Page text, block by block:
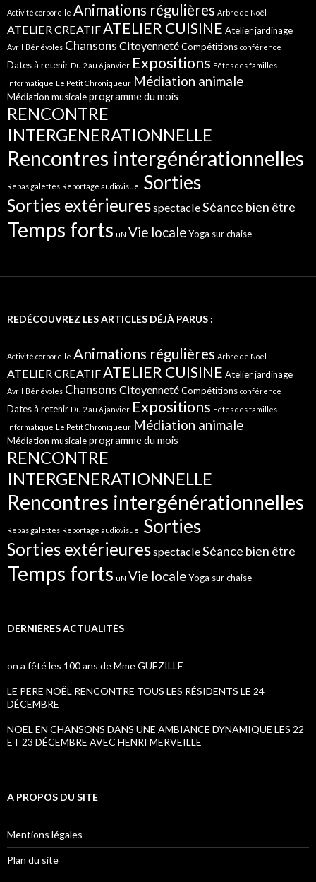
Activité corporelle Animations régulières Arbre de Noël
ATELIER CREATIFATELIER CUISINE Atelier jardinage
Avril Bénévoles Chansons CitoyennetéCompétitions conférence
Dates à retenir Du 2 au 6 janvier Expositions Fêtes des familles
Informatique Le Petit Chroniqueur Médiation animale
Médiation musicaleprogramme du mois
RENCONTRE
INTERGENERATIONNELLE
Rencontres intergénérationnelles
Repas galettes Reportage audiovisuel Sorties
Sorties extérieuresspectacleSéance bien être
Temps forts uN Vie localeYoga sur chaise
REDÉCOUVREZ LES ARTICLES DÉJÀ PARUS :
Activité corporelle Animations régulières Arbre de Noël
ATELIER CREATIFATELIER CUISINE Atelier jardinage
Avril Bénévoles Chansons CitoyennetéCompétitions conférence
Dates à retenir Du 2 au 6 janvier Expositions Fêtes des familles
Informatique Le Petit Chroniqueur Médiation animale
Médiation musicaleprogramme du mois
RENCONTRE
INTERGENERATIONNELLE
Rencontres intergénérationnelles
Repas galettes Reportage audiovisuel Sorties
Sorties extérieuresspectacleSéance bien être
Temps forts uN Vie localeYoga sur chaise
DERNIÈRES ACTUALITÉS
on a fêté les 100 ans de Mme GUEZILLE
LE PERE NOËL RENCONTRE TOUS LES RÉSIDENTS LE 24
DÉCEMBRE
NOËL EN CHANSONS DANS UNE AMBIANCE DYNAMIQUE LES 22
ET 23 DÉCEMBRE AVEC HENRI MERVEILLE
A PROPOS DU SITE
Mentions légales
Plan du site